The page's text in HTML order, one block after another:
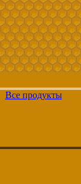
Все продукты